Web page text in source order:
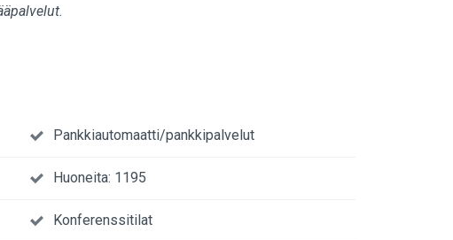
Pankkiautomaatti/pankkipalvelut
Huoneita: 1195
Konferenssitilat